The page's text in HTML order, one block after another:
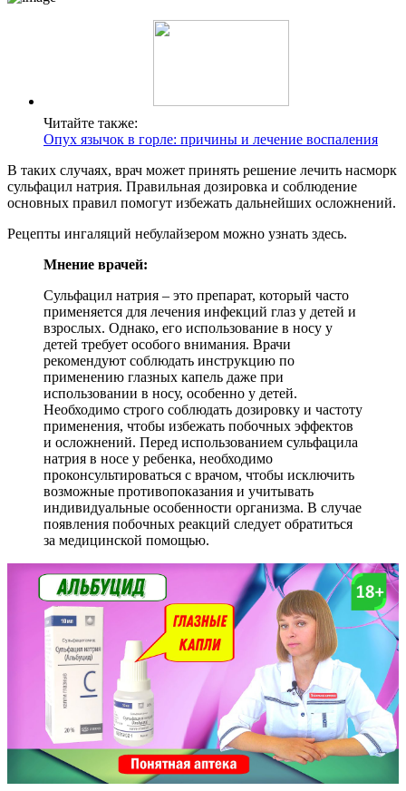
Читайте также:
Опух язычок в горле: причины и лечение воспаления
В таких случаях, врач может принять решение лечить насморк
сульфацил натрия. Правильная дозировка и соблюдение
основных правил помогут избежать дальнейших осложнений.
Рецепты ингаляций небулайзером можно узнать здесь.
Мнение врачей:
Сульфацил натрия – это препарат, который часто
применяется для лечения инфекций глаз у детей и
взрослых. Однако, его использование в носу у
детей требует особого внимания. Врачи
рекомендуют соблюдать инструкцию по
применению глазных капель даже при
использовании в носу, особенно у детей.
Необходимо строго соблюдать дозировку и частоту
применения, чтобы избежать побочных эффектов
и осложнений. Перед использованием сульфацила
натрия в носе у ребенка, необходимо
проконсультироваться с врачом, чтобы исключить
возможные противопоказания и учитывать
индивидуальные особенности организма. В случае
появления побочных реакций следует обратиться
за медицинской помощью.